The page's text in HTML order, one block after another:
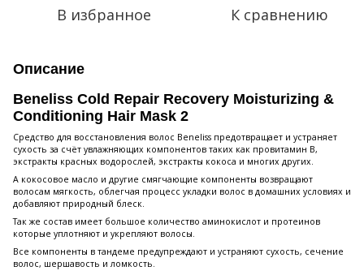
В избранное К сравнению
Описание
Beneliss Cold Repair Recovery Moisturizing &
Conditioning Hair Mask 2
Средство для восстановления волос Beneliss предотвращает и устраняет
сухость за счёт увлажняющих компонентов таких как провитамин В,
экстракты красных водорослей, экстракты кокоса и многих других.
А кокосовое масло и другие смягчающие компоненты возвращают
волосам мягкость, облегчая процесс укладки волос в домашних условиях и
добавляют природный блеск.
Так же состав имеет большое количество аминокислот и протеинов
которые уплотняют и укрепляют волосы.
Все компоненты в тандеме предупреждают и устраняют сухость, сечение
волос, шершавость и ломкость.